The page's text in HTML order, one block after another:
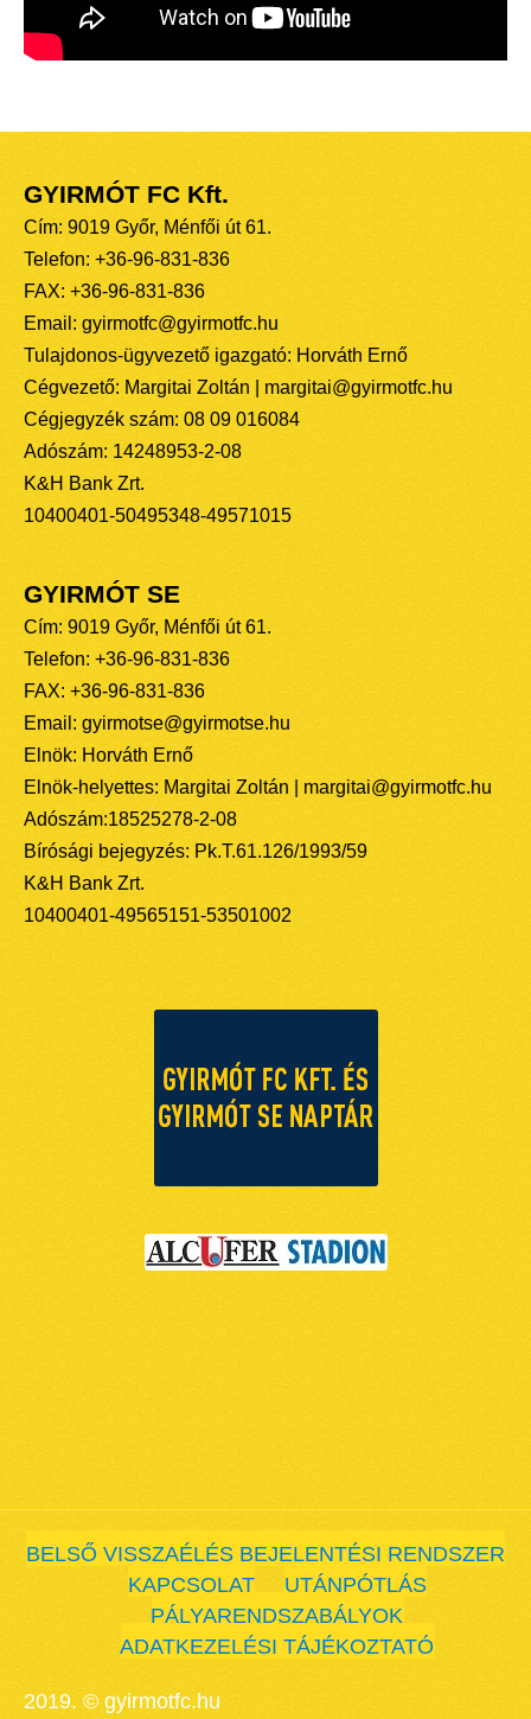
GYIRMÓT FC Kft.
Cím: 9019 Győr, Ménfői út 61.
Telefon: +36-96-831-836
FAX: +36-96-831-836
Email: gyirmotfc@gyirmotfc.hu
Tulajdonos-ügyvezető igazgató: Horváth Ernő
Cégvezető: Margitai Zoltán | margitai@gyirmotfc.hu
Cégjegyzék szám: 08 09 016084
Adószám: 14248953-2-08
K&H Bank Zrt.
10400401-50495348-49571015
GYIRMÓT SE
Cím: 9019 Győr, Ménfői út 61.
Telefon: +36-96-831-836
FAX: +36-96-831-836
Email: gyirmotse@gyirmotse.hu
Elnök: Horváth Ernő
Elnök-helyettes: Margitai Zoltán | margitai@gyirmotfc.hu
Adószám:18525278-2-08
Bírósági bejegyzés: Pk.T.61.126/1993/59
K&H Bank Zrt.
10400401-49565151-53501002
BELSŐ VISSZAÉLÉS BEJELENTÉSI RENDSZER
KAPCSOLAT
UTÁNPÓTLÁS
PÁLYARENDSZABÁLYOK
ADATKEZELÉSI TÁJÉKOZTATÓ
2019. © gyirmotfc.hu